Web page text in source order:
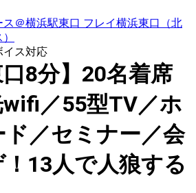
＠横浜駅東口 フレイ横浜東口（北
イス対応
口8分】20名着席
／55型TV／ホ
／セミナー／会
13人で人狼する